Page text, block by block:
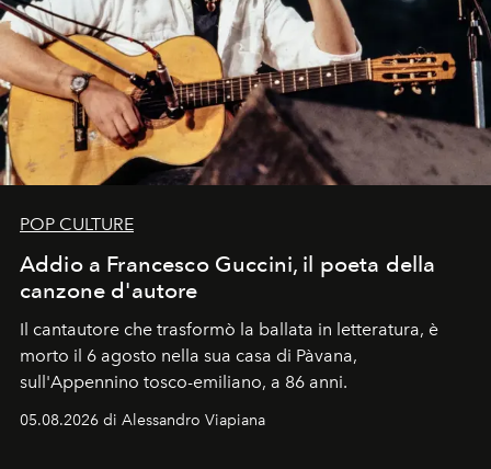
POP CULTURE
Addio a Francesco Guccini, il poeta della
canzone d'autore
Il cantautore che trasformò la ballata in letteratura, è
morto il 6 agosto nella sua casa di Pàvana,
sull'Appennino tosco-emiliano, a 86 anni.
05.08.2026 di Alessandro Viapiana